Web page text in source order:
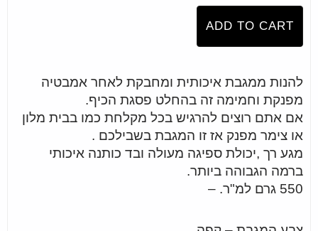
ADD TO CART
להנות ממגבת איכותית ומחבקת לאחר אמבטיה
מפנקת וחמימה זה בהחלט פסגת הכיף.
אם אתם רוצים להרגיש בכל מקלחת כמו בבית מלון
או צימר מפנק אז זו המגבת בשבילכם .
מגע רך ,יכולת ספיגה מעולה ובד כותנה איכותי
ברמה הגבוהה ביותר.
550 גרם למ"ר. –